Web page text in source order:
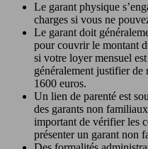
Le garant physique
charges si vous ne
Le garant doit
pour couvrir le montant
si votre loyer mensuel
généralement justifier de
1600 euros.
Un lien de parenté est
des garants non
important de vérifier les
présenter un garant non